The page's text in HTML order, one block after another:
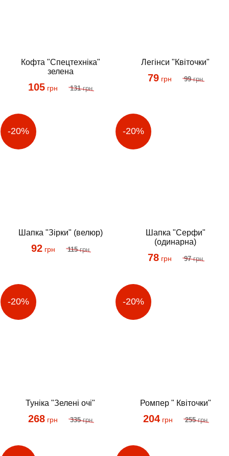
Кофта "Спецтехніка"
зелена
105 грн 131грн
Легінси "Квіточки"
79 грн 99грн
Шапка "Зірки" (велюр)
92 грн 115грн
Шапка "Серфи"
(одинарна)
78 грн 97грн
Туніка "Зелені очі"
268 грн 335грн
Ромпер " Квіточки"
204 грн 255грн